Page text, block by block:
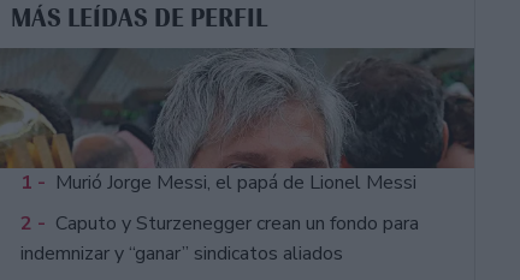
MÁS LEÍDAS DE PERFIL
1 - Murió Jorge Messi, el papá de Lionel Messi
2 - Caputo y Sturzenegger crean un fondo para
indemnizar y “ganar” sindicatos aliados